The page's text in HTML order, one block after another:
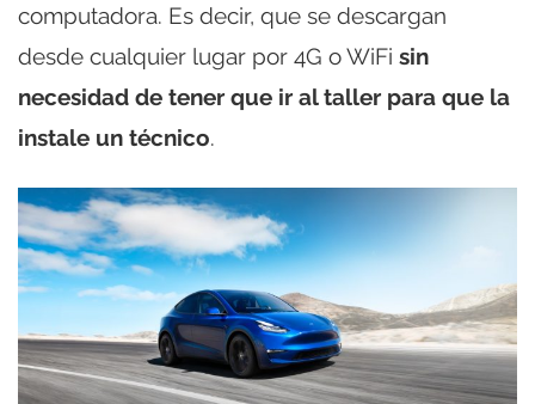
computadora. Es decir, que se descargan
desde cualquier lugar por 4G o WiFi sin
necesidad de tener que ir al taller para que la
instale un técnico.